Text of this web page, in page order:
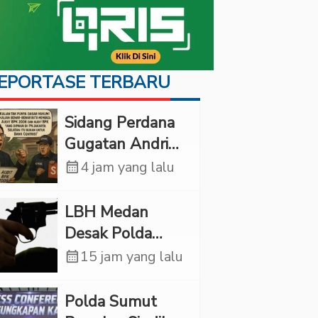
TERBARU
Sidang Perdana
Gugatan Andri
Tedjadharma di
KPKNL dan
PUPN Mangkir
calendar_month4 jam yang lalu
LBH Medan
Desak Polda
Sumut Usut
Lorenza
calendar_month15 jam yang lalu
Polda Sumut